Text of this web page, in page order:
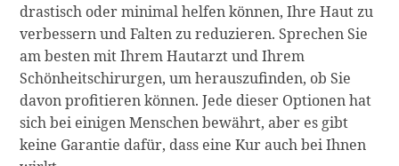
drastisch oder minimal helfen können, Ihre Haut zu
verbessern und Falten zu reduzieren. Sprechen Sie
am besten mit Ihrem Hautarzt und Ihrem
Schönheitschirurgen, um herauszufinden, ob Sie
davon profitieren können. Jede dieser Optionen hat
sich bei einigen Menschen bewährt, aber es gibt
keine Garantie dafür, dass eine Kur auch bei Ihnen